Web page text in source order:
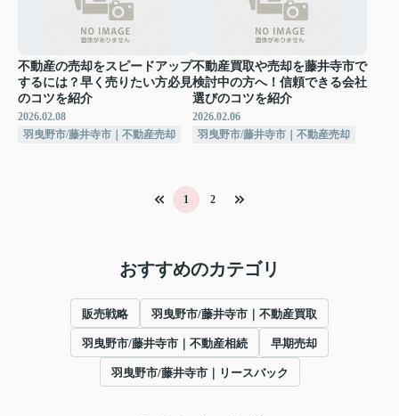
不動産の売却をスピードアップ
するには？早く売りたい方必見
のコツを紹介
2026.02.08
羽曳野市/藤井寺市｜不動産売却
不動産買取や売却を藤井寺市で
検討中の方へ！信頼できる会社
選びのコツを紹介
2026.02.06
羽曳野市/藤井寺市｜不動産売却
1 2
おすすめのカテゴリ
販売戦略 羽曳野市/藤井寺市｜不動産買取
羽曳野市/藤井寺市｜不動産相続 早期売却
羽曳野市/藤井寺市｜リースバック